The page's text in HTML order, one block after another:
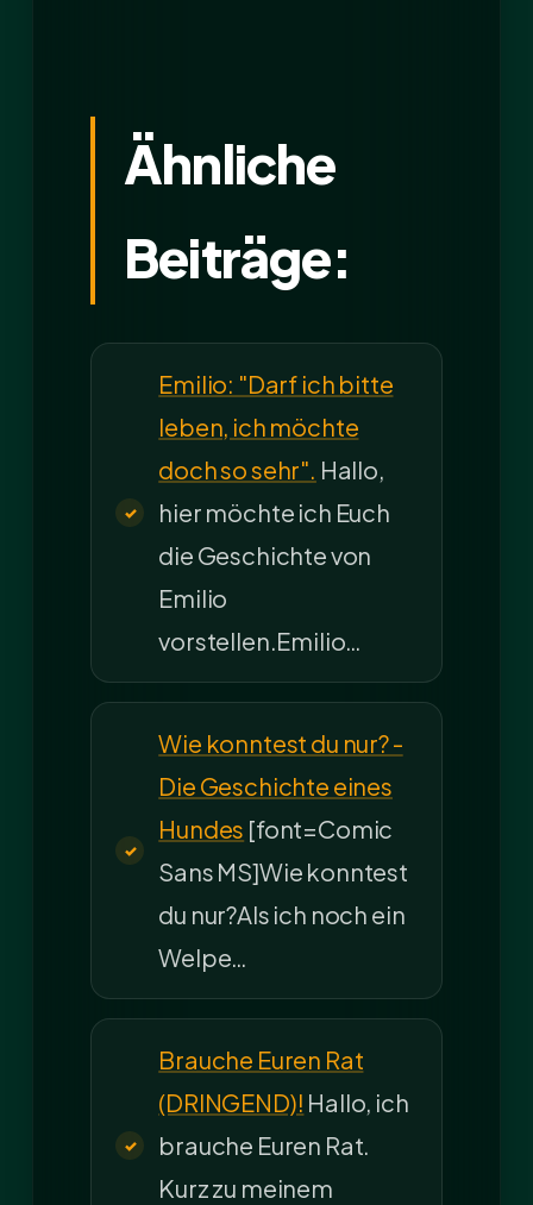
Ähnliche
Beiträge:
Emilio: "Darf ich bitte
leben, ich möchte
doch so sehr". Hallo,
hier möchte ich Euch
die Geschichte von
Emilio
vorstellen.Emilio…
Wie konntest du nur? -
Die Geschichte eines
Hundes [font=Comic
Sans MS]Wie konntest
du nur?Als ich noch ein
Welpe…
Brauche Euren Rat
(DRINGEND)! Hallo, ich
brauche Euren Rat.
Kurz zu meinem